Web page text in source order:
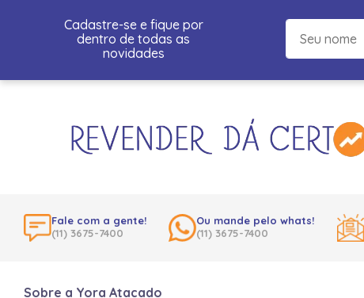
Cadastre-se e fique por
dentro de todas as
novidades
Fale com a gente!
(11) 3675-7400
Ou mande pelo whats!
(11) 3675-7400
Sobre a Yora Atacado